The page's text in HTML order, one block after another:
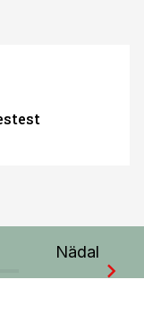
Nädal